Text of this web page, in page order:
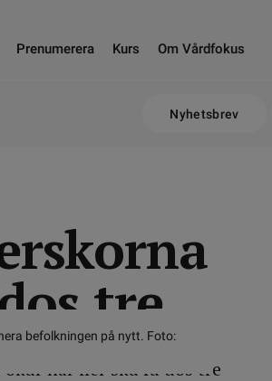
Prenumerera Kurs Om Vårdfokus
Nyhetsbrev
tre
befolkningen på nytt. Foto: